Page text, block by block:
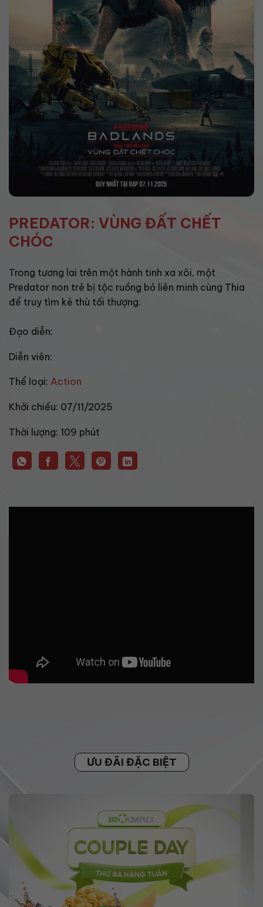
PREDATOR: VÙNG ĐẤT CHẾT
CHÓC
Trong tương lai trên một hành tinh xa xôi, một
Predator non trẻ bị tộc ruồng bỏ liên minh cùng Thia
để truy tìm kẻ thù tối thượng.
Đạo diễn:
Diễn viên:
Thể loại: Action
Khởi chiếu: 07/11/2025
Thời lượng: 109 phút
ƯU ĐÃI ĐẶC BIỆT